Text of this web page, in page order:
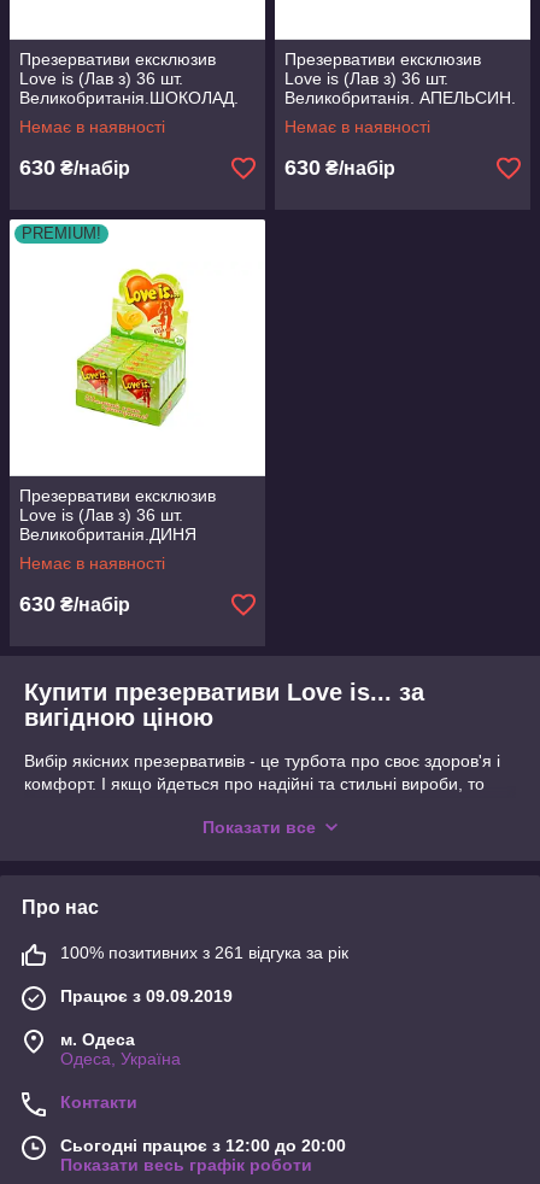
Презервативи ексклюзив
Love is (Лав з) 36 шт.
Великобританія.ШОКОЛАД.
Немає в наявності
630 ₴/набір
Презервативи ексклюзив
Love is (Лав з) 36 шт.
Великобританія. АПЕЛЬСИН.
Немає в наявності
630 ₴/набір
PREMIUM!
Презервативи ексклюзив
Love is (Лав з) 36 шт.
Великобританія.ДИНЯ
Немає в наявності
630 ₴/набір
Купити презервативи Love is... за
вигідною ціною
Вибір якісних презервативів - це турбота про своє здоров'я і
комфорт. І якщо йдеться про надійні та стильні вироби, то
цінує високу якість і безпеку.
на ринку. Ми цінуємо ваш час і гроші, тому гарантуємо
Love is... - це не просто засіб контрацепції, це справжній
символ любові та турботи. Кожен презерватив виготовлений з
використанням сучасних технологій і матеріалів,
забезпечуючи максимальну безпеку і комфорт під час
близькості.
пропозиції зроблять покупку ще більш вигідною. Ми
працюємо безпосередньо з виробниками, що дозволяє нам
пропонувати конкурентоспроможні ціни на весь асортимент
Показати все
Про нас
100% позитивних з 261 відгука за рік
Працює з 09.09.2019
м. Одеса
Одеса, Україна
Контакти
Сьогодні працює з 12:00 до 20:00
Показати весь графік роботи